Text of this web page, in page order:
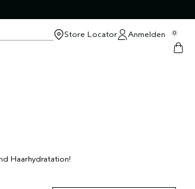
Store Locator Anmelden 0
Haarhydratation!